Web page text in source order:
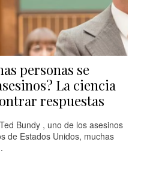
personas se
La ciencia
respuestas
Bundy , uno de los asesinos
de Estados Unidos, muchas